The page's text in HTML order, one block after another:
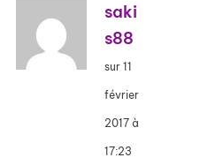
saki
s88
sur 11
février
2017 à
17:23